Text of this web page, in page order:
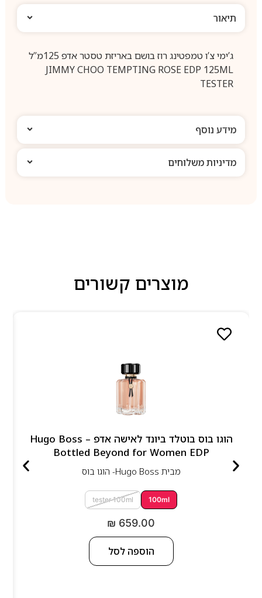
תיאור
ג’ימי צ’ו טמפטינג רוז בושם באריזת טסטר אדפ 125מ”ל
JIMMY CHOO TEMPTING ROSE EDP 125ML
TESTER
מידע נוסף
מדיניות משלוחים
מוצרים קשורים
הוגו בוס בוטלד ביונד לאישה אדפ – Hugo Boss
Bottled Beyond for Women EDP
מבית Hugo Boss- הוגו בוס
100ml
tester 100ml
₪ 659.00
הוספה לסל